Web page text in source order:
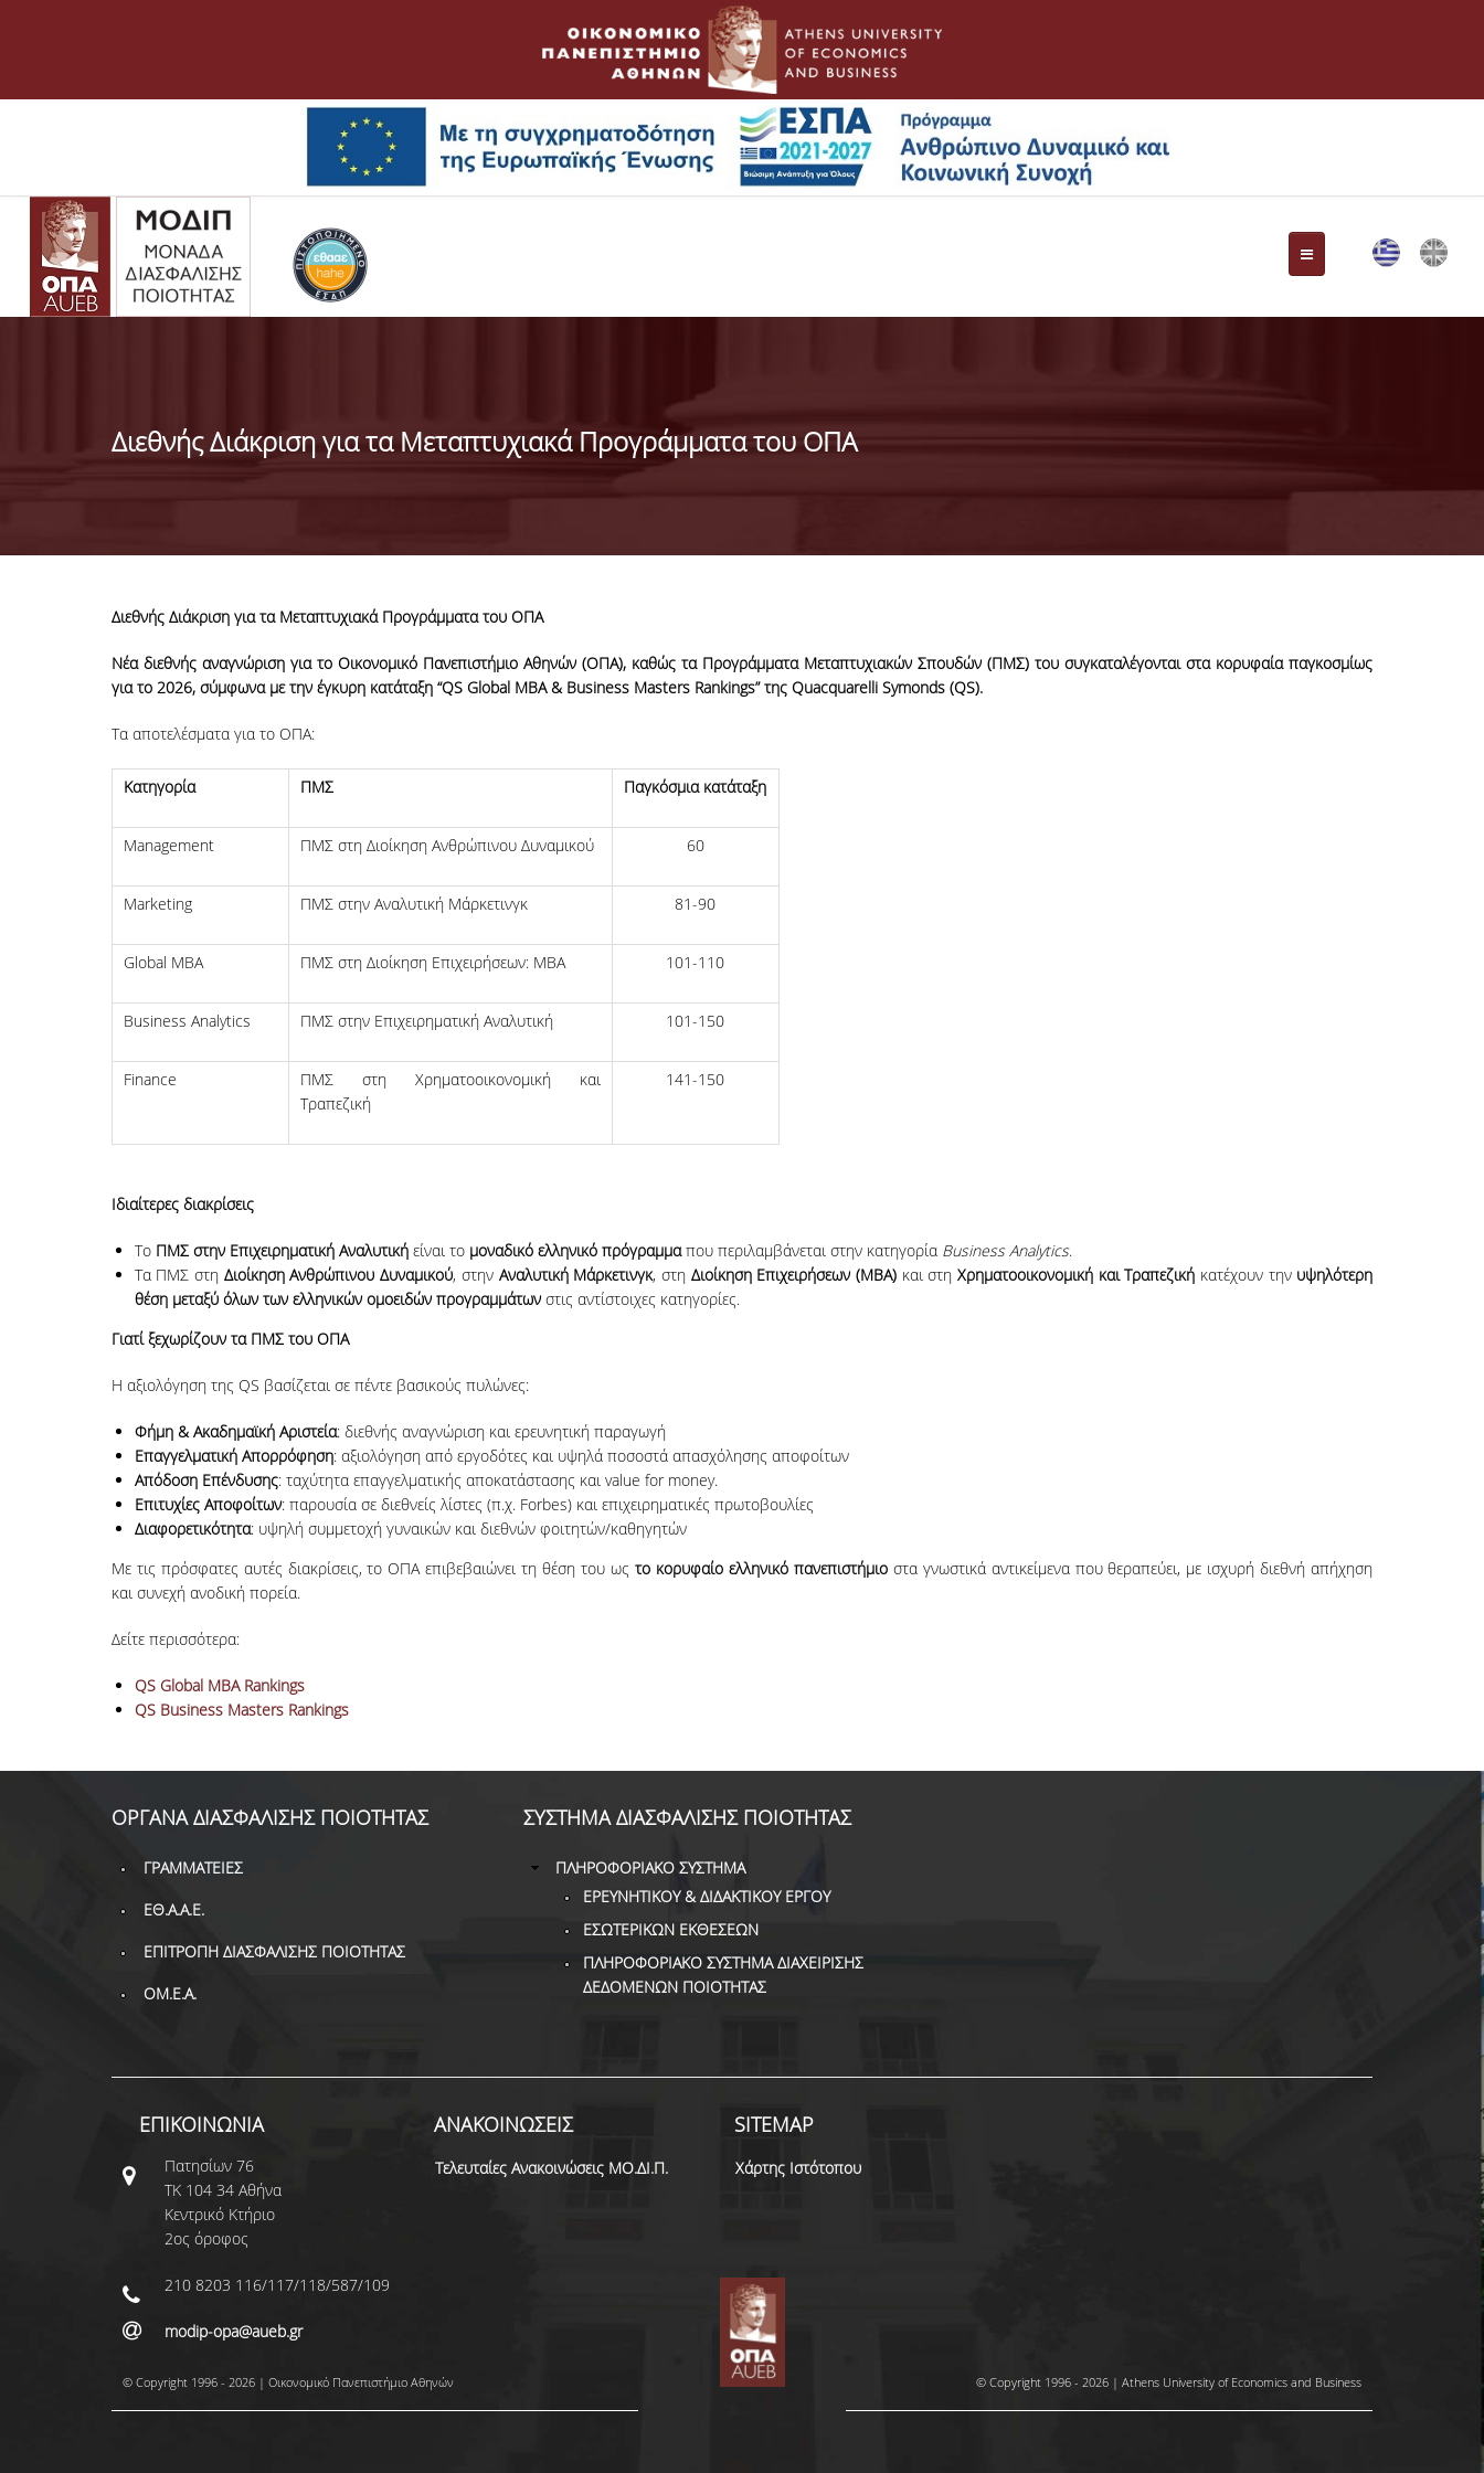
Διεθνής Διάκριση για τα Μεταπτυχιακά Προγράμματα του ΟΠΑ
Διεθνής Διάκριση για τα Μεταπτυχιακά Προγράμματα του ΟΠΑ
Νέα διεθνής αναγνώριση για το Οικονομικό Πανεπιστήμιο Αθηνών (ΟΠΑ), καθώς τα Προγράμματα Μεταπτυχιακών Σπουδών (ΠΜΣ) του συγκαταλέγονται στα κορυφαία παγκοσμίως
για το 2026, σύμφωνα με την έγκυρη κατάταξη “QS Global MBA & Business Masters Rankings” της Quacquarelli Symonds (QS).
Τα αποτελέσματα για το ΟΠΑ:
Kατηγορία ΠΜΣ Παγκόσμια κατάταξη
Management ΠΜΣ στη Διοίκηση Ανθρώπινου Δυναμικού 60
Marketing ΠΜΣ στην Αναλυτική Μάρκετινγκ 81-90
Global MBA ΠΜΣ στη Διοίκηση Επιχειρήσεων: ΜΒΑ 101-110
Business Analytics ΠΜΣ στην Επιχειρηματική Αναλυτική 101-150
Finance
ΠΜΣ στη Χρηματοοικονομική και
Τραπεζική
141-150
Ιδιαίτερες διακρίσεις
Το ΠΜΣ στην Επιχειρηματική Αναλυτικήείναι το μοναδικό ελληνικό πρόγραμμαπου περιλαμβάνεται στην κατηγορία Business Analytics.
Τα ΠΜΣ στη Διοίκηση Ανθρώπινου Δυναμικού, στην Αναλυτική Μάρκετινγκ, στη Διοίκηση Επιχειρήσεων (MBA)και στη Χρηματοοικονομική και Τραπεζική κατέχουν την υψηλότερη
θέση μεταξύ όλων των ελληνικών ομοειδών προγραμμάτωνστις αντίστοιχες κατηγορίες.
Γιατί ξεχωρίζουν τα ΠΜΣ του ΟΠΑ
Η αξιολόγηση της QS βασίζεται σε πέντε βασικούς πυλώνες:
Φήμη & Ακαδημαϊκή Αριστεία: διεθνής αναγνώριση και ερευνητική παραγωγή
Επαγγελματική Απορρόφηση: αξιολόγηση από εργοδότες και υψηλά ποσοστά απασχόλησης αποφοίτων
Απόδοση Επένδυσης: ταχύτητα επαγγελματικής αποκατάστασης και value for money.
Επιτυχίες Αποφοίτων: παρουσία σε διεθνείς λίστες (π.χ. Forbes) και επιχειρηματικές πρωτοβουλίες
Διαφορετικότητα: υψηλή συμμετοχή γυναικών και διεθνών φοιτητών/καθηγητών
Με τις πρόσφατες αυτές διακρίσεις, το ΟΠΑ επιβεβαιώνει τη θέση του ως το κορυφαίο ελληνικό πανεπιστήμιο στα γνωστικά αντικείμενα που θεραπεύει, με ισχυρή διεθνή απήχηση
και συνεχή ανοδική πορεία.
Δείτε περισσότερα:
QS Global MBA Rankings
QS Business Masters Rankings
ΟΡΓΑΝΑ ΔΙΑΣΦΑΛΙΣΗΣ ΠΟΙΟΤΗΤΑΣ
ΓΡΑΜΜΑΤΕΙΕΣ
ΕΘ.Α.Α.Ε.
ΕΠΙΤΡΟΠΗ ΔΙΑΣΦΑΛΙΣΗΣ ΠΟΙΟΤΗΤΑΣ
ΟΜ.Ε.Α.
ΣΥΣΤΗΜΑ ΔΙΑΣΦΑΛΙΣΗΣ ΠΟΙΟΤΗΤΑΣ
ΠΛΗΡΟΦΟΡΙΑΚΟ ΣΥΣΤΗΜΑ
ΕΡΕΥΝΗΤΙΚΟΥ & ΔΙΔΑΚΤΙΚΟΥ ΕΡΓΟΥ
ΕΣΩΤΕΡΙΚΩΝ ΕΚΘΕΣΕΩΝ
ΠΛΗΡΟΦΟΡΙΑΚΟ ΣΥΣΤΗΜΑ ΔΙΑΧΕΙΡΙΣΗΣ
ΔΕΔΟΜΕΝΩΝ ΠΟΙΟΤΗΤΑΣ
ΕΠΙΚΟΙΝΩΝΙΑ
Πατησίων 76
ΤΚ 104 34 Αθήνα
Κεντρικό Κτήριο
2ος όροφος
210 8203 116/117/118/587/109
modip-opa@aueb.gr
ΑΝΑΚΟΙΝΩΣΕΙΣ
Τελευταίες Ανακοινώσεις ΜΟ.ΔΙ.Π.
SITEMAP
Χάρτης Ιστότοπου
© Copyright 1996 - 2026 | Οικονομικό Πανεπιστήμιο Αθηνών © Copyright 1996 - 2026 | Athens University of Economics and Business